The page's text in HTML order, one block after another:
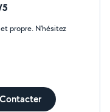
propre. N’hésitez
Contacter